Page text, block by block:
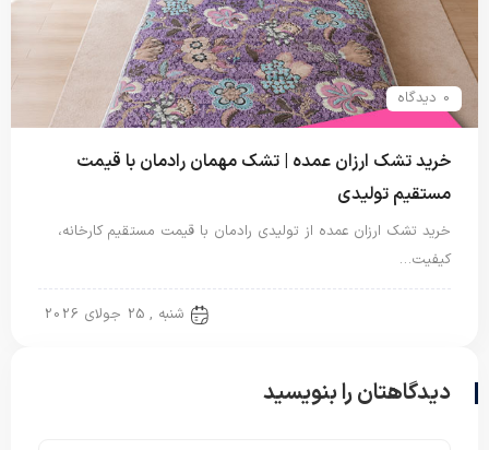
0 دیدگاه
خرید تشک ارزان عمده | تشک مهمان رادمان با قیمت
مستقیم تولیدی
خرید تشک ارزان عمده از تولیدی رادمان با قیمت مستقیم کارخانه،
کیفیت…
شنبه , 25 جولای 2026
دیدگاهتان را بنویسید